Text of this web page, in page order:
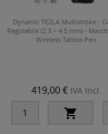
Dynamic TEZLA Multistroke -
Regolabile (2.3 – 4.5 mm) -
Wireless Tattoo Pen
419,00 € IVA Incl.
